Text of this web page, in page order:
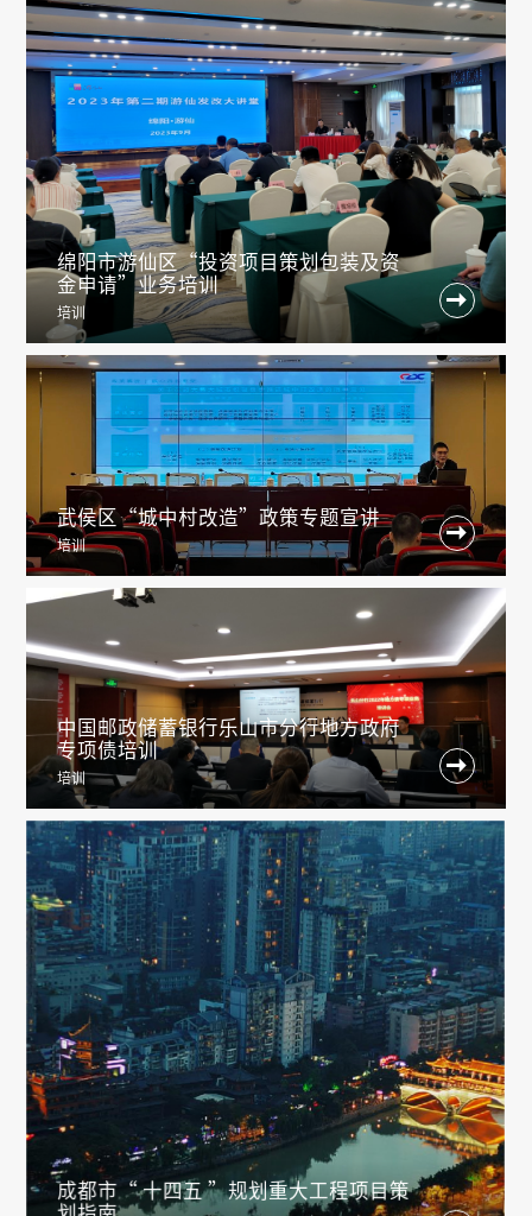
绵阳市游仙区“投资项目策划包装及资
金申请”业务培训
培训

武侯区“城中村改造”政策专题宣讲
培训

中国邮政储蓄银行乐山市分行地方政府
专项债培训
培训

成都市“ 十四五 ”规划重大工程项目策